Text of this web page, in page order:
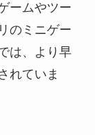
ームやツー
のミニゲー
は、より早
れていま